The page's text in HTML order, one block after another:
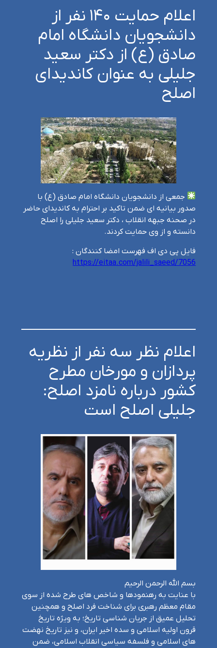
اعلام حمایت ۱۴۰ نفر از
دانشجویان دانشگاه امام
صادق (ع) از دکتر سعید
جلیلی به عنوان کاندیدای
اصلح
جمعی از دانشجویان دانشگاه امام صادق (ع) با
صدور بیانیه ای ضمن تاکید بر احترام به کاندیدای حاضر
در صحنه جبهه انقلاب ، دکتر سعید جلیلی را اصلح
دانسته و از وی حمایت کردند.
فایل پی دی اف فهرست امضا کنندگان :
https://eitaa.com/jalili_saeed/7056
اعلام نظر سه نفر از نظریه
پردازان و مورخان مطرح
کشور درباره نامزد اصلح:
جلیلی اصلح است
بسم الله الرحمن الرحیم
با عنایت به رهنمودها و شاخص های طرح شده از سوی
مقام معظم رهبری برای شناخت فرد اصلح و همچنین
تحلیل عمیق از جریان شناسی تاریخ؛ به ویژه تاریخ
قرون اولیه اسلامی و سده اخیر ایران، و نیز تاریخ نهضت
های اسلامی و فلسفه سیاسی انقلاب اسلامی، ضمن